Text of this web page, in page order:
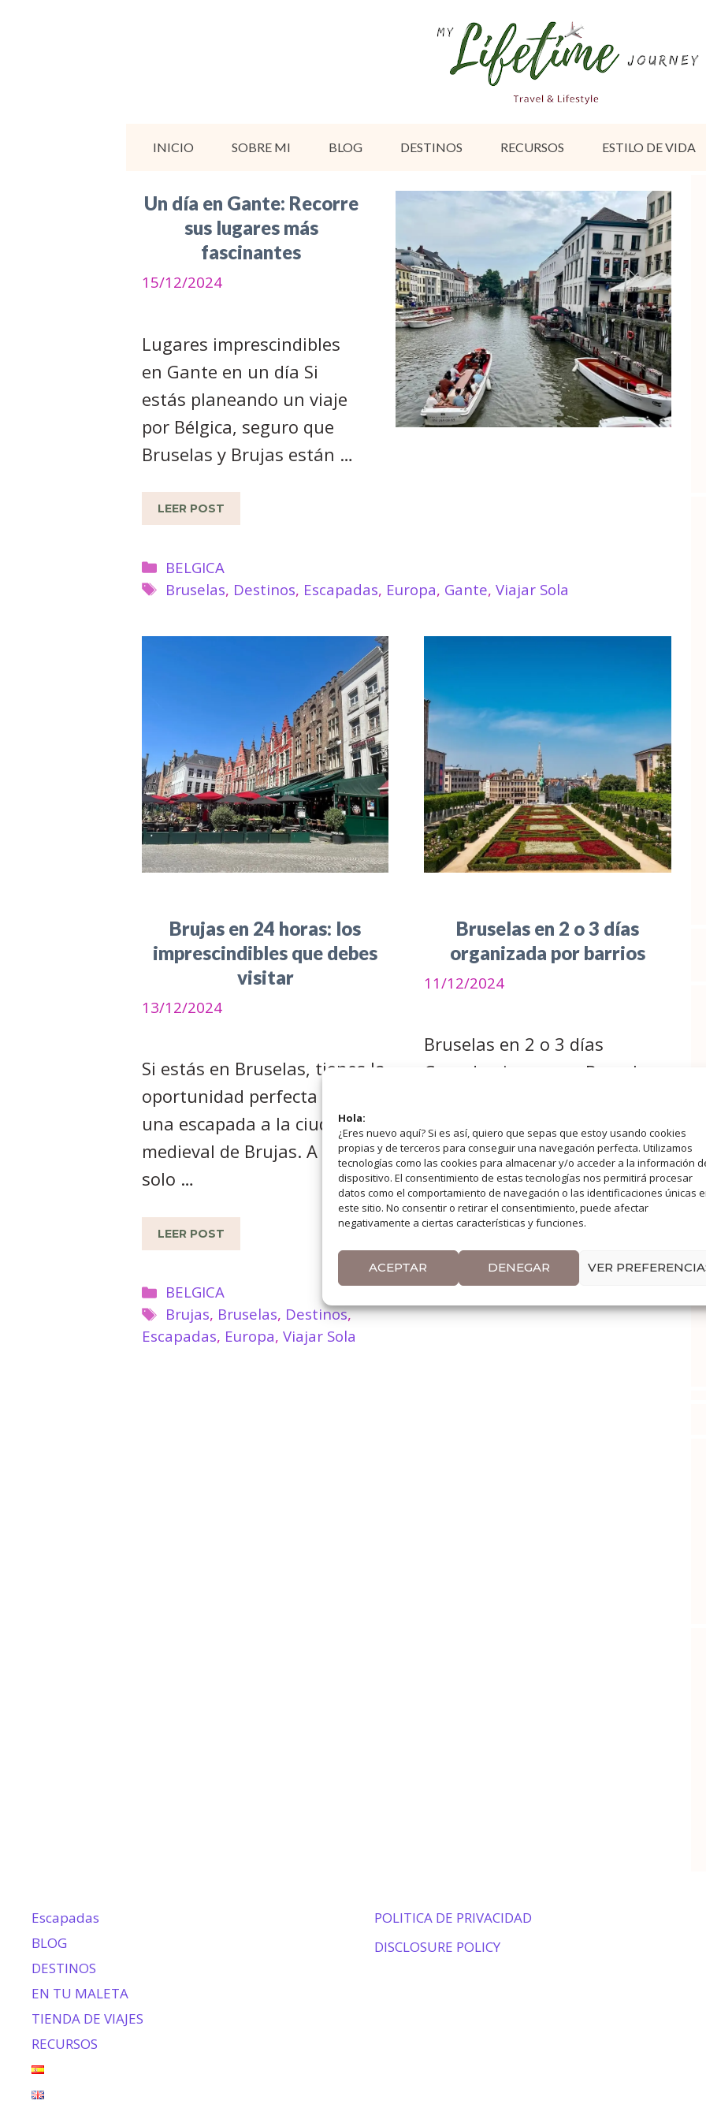
Hola:
¿Eres nuevo aquí? Si es así, quiero que sepas que estoy usando cookies
propias y de terceros para conseguir una navegación perfecta. Utilizamos
tecnologías como las cookies para almacenar y/o acceder a la información
dispositivo. El consentimiento de estas tecnologías nos permitirá procesar
datos como el comportamiento de navegación o las identificaciones únicas
este sitio. No consentir o retirar el consentimiento, puede afectar
negativamente a ciertas características y funciones.
ACEPTAR DENEGAR VER
INICIO SOBRE MI BLOG DESTINOS RECURSOS ESTILO DE VIDA
Un día en Gante: Recorre
sus lugares más
fascinantes
15/12/2024
Lugares imprescindibles
en Gante en un día Si
estás planeando un viaje
por Bélgica, seguro que
Bruselas y Brujas están …
LEER POST
Categorías
BELGICA
Etiquetas
Bruselas, Destinos, Escapadas, Europa, Gante, Viajar Sola
Brujas en 24 horas: los
imprescindibles que debes
visitar
13/12/2024
Si estás en Bruselas, tienes la
oportunidad perfecta para
una escapada a la ciudad
medieval de Brujas. A tan
solo …
LEER POST
Categorías
BELGICA
Etiquetas
Brujas, Bruselas, Destinos,
Escapadas, Europa, Viajar Sola
Bruselas en 2 o 3 días
organizada por barrios
11/12/2024
Bruselas en 2 o 3 días
Cuando piensas en Bruselas,
primero que te venga …
LEER POST
Etiquetas
Bruselas,Destinos Escapadas,
Europa,Viajar Sola
Escapadas
BLOG
DESTINOS
EN TU MALETA
TIENDA DE VIAJES
RECURSOS
POLITICA DE PRIVACIDAD
DISCLOSURE POLICY